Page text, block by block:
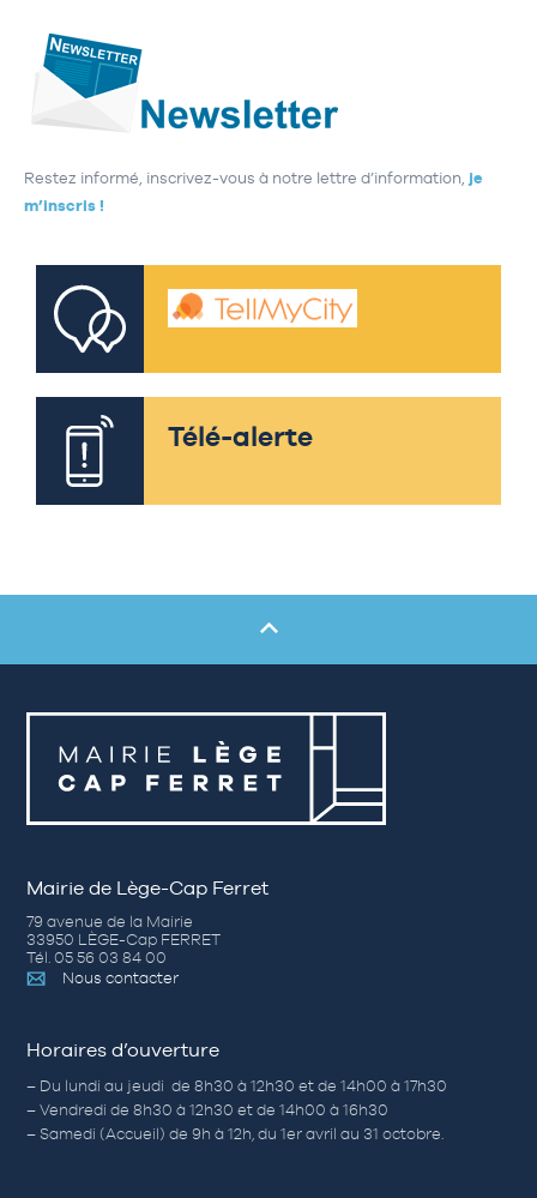
Restez informé, inscrivez-vous à notre lettre d’information, je
m’inscris !
Télé-alerte
Mairie de Lège-Cap Ferret
79 avenue de la Mairie
33950 LÈGE-Cap FERRET
Tél. 05 56 03 84 00
Nous contacter
Horaires d’ouverture
– Du lundi au jeudi de 8h30 à 12h30 et de 14h00 à 17h30
– Vendredi de 8h30 à 12h30 et de 14h00 à 16h30
– Samedi (Accueil) de 9h à 12h, du 1er avril au 31 octobre.